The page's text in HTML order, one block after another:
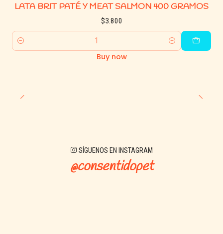
LATA BRIT PATÉ Y MEAT SALMON 400 GRAMOS
$3.800
Quantity
Buy now
SÍGUENOS EN INSTAGRAM
@consentidopet